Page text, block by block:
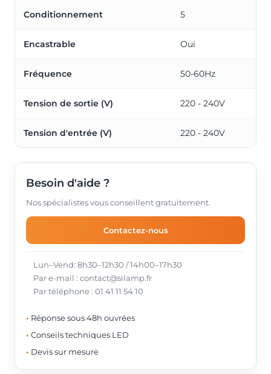
Conditionnement 5
Encastrable Oui
Fréquence 50-60Hz
Tension de sortie (V) 220 - 240V
Tension d'entrée (V) 220 - 240V
Besoin d'aide ?
Nos spécialistes vous conseillent gratuitement.
Contactez-nous
Lun–Vend: 8h30–12h30 / 14h00–17h30
Par e-mail : contact@silamp.fr
Par téléphone : 01 41 11 54 10
Réponse sous 48h ouvrées
Conseils techniques LED
Devis sur mesure